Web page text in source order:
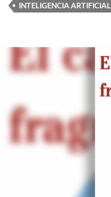
INTELIGENCIA ARTIFICIAL